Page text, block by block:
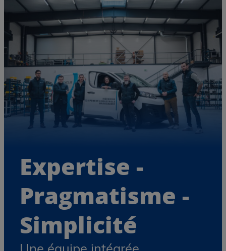
Maintenance